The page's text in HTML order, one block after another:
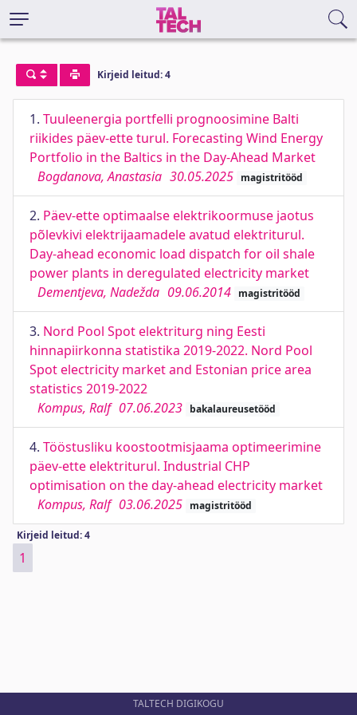
Kirjeid leitud: 4
1. Tuuleenergia portfelli prognoosimine Balti
riikides päev-ette turul. Forecasting Wind Energy
Portfolio in the Baltics in the Day-Ahead Market
Bogdanova, Anastasia 30.05.2025 magistritööd
2. Päev-ette optimaalse elektrikoormuse jaotus
põlevkivi elektrijaamadele avatud elektriturul.
Day-ahead economic load dispatch for oil shale
power plants in deregulated electricity market
Dementjeva, Nadežda 09.06.2014 magistritööd
3. Nord Pool Spot elektriturg ning Eesti
hinnapiirkonna statistika 2019-2022. Nord Pool
Spot electricity market and Estonian price area
statistics 2019-2022
Kompus, Ralf 07.06.2023 bakalaureusetööd
4. Tööstusliku koostootmisjaama optimeerimine
päev-ette elektriturul. Industrial CHP
optimisation on the day-ahead electricity market
Kompus, Ralf 03.06.2025 magistritööd
Kirjeid leitud: 4
1
TALTECH DIGIKOGU